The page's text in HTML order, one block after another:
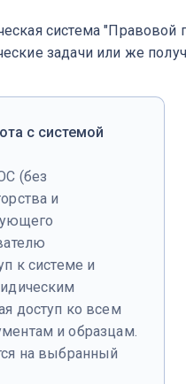
система "Правовой
задачи или же
с системой
(без
и
к системе и
доступ ко всем
и образцам.
на выбранный